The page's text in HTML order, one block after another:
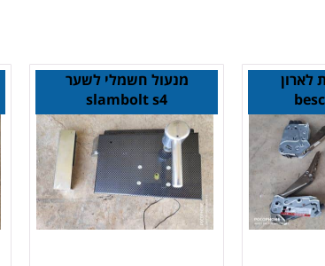
לארון
מנעול חשמלי לשער
slambolt s4